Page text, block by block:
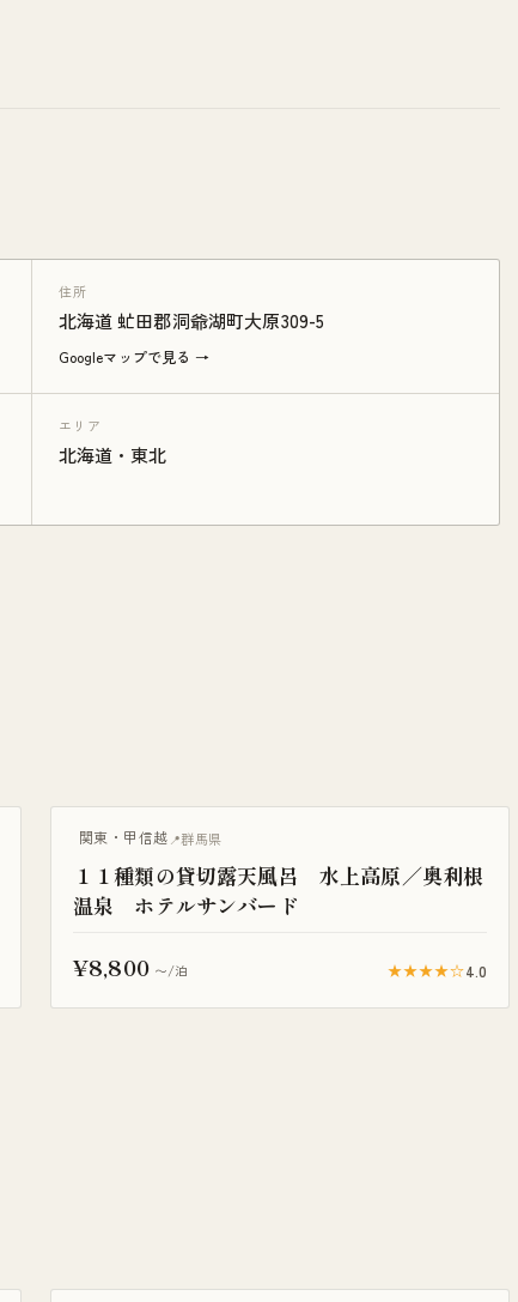
住所
北海道 虻田郡洞爺湖町大原309-5
Googleマップで見る →
エリア
北海道・東北
一棟貸し
関東・甲信越 群馬県
１１種類の貸切露天風呂 水上高原／奥利根
温泉 ホテルサンバード
¥8,800 〜/泊 ★★★★☆4.0